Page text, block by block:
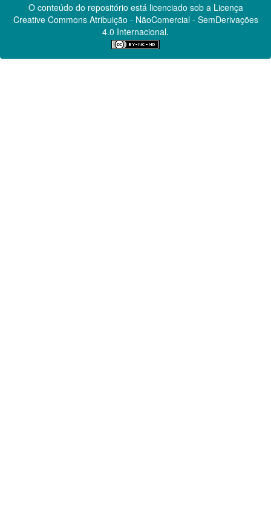
O conteúdo do repositório está licenciado sob a Licença
Creative CommonsAtribuição - NãoComercial - SemDerivações
4.0 Internacional.